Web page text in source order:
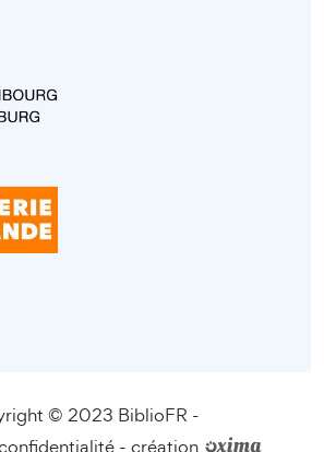
© 2023 BiblioFR -
- création